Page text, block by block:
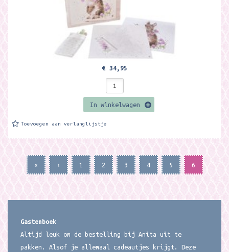
€ 34,95
In winkelwagen
Toevoegen aan verlanglijstje
« ‹ 1 2 3 4 5 6
Gastenboek
Altijd leuk om de bestelling bij Anita uit te
pakken. Alsof je allemaal cadeautjes krijgt. Deze